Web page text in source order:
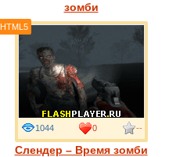
зомби
Слендер – Время зомби
1044 0 --
HTML5